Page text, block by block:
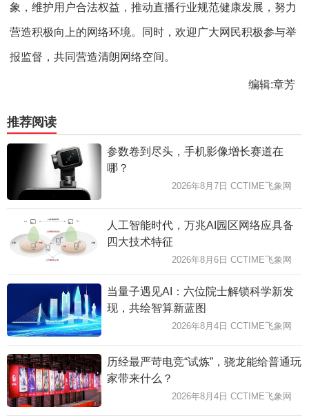
象，维护用户合法权益，推动直播行业规范健康发展，努力
营造积极向上的网络环境。同时，欢迎广大网民积极参与举
报监督，共同营造清朗网络空间。
编辑:章芳
推荐阅读
参数卷到尽头，手机影像增长赛道在
哪？
2026年8月7日 CCTIME飞象网
人工智能时代，万兆AI园区网络应具备
四大技术特征
2026年8月6日 CCTIME飞象网
当量子遇见AI：六位院士解锁科学新发
现，共绘智算新蓝图
2026年8月4日 CCTIME飞象网
历经最严苛电竞“试炼”，骁龙能给普通玩
家带来什么？
2026年8月4日 CCTIME飞象网